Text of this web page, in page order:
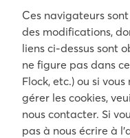
Ces navigateurs
des modifications,
liens ci-dessus sont
ne figure pas dans
Flock, etc.) ou si
gérer les cookies,
nous contacter. Si
pas à nous écrire à